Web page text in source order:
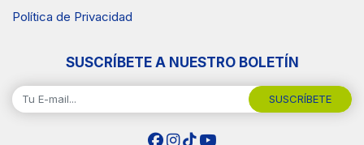
Política de Privacidad
SUSCRÍBETE A NUESTRO BOLETÍN
SUSCRÍBETE